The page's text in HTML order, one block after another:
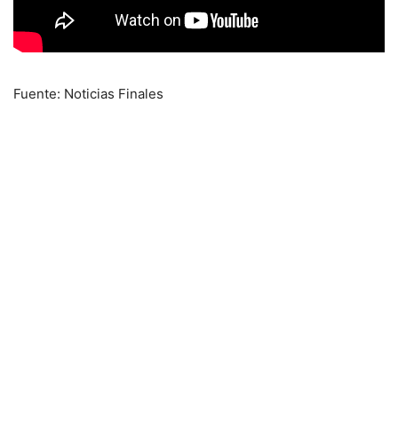
Fuente: Noticias Finales